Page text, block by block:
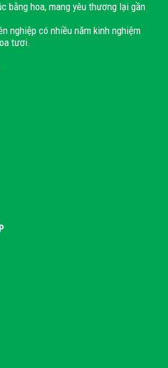
bằng hoa, mang yêu thương lại gần
nghiệp có nhiều năm kinh nghiệm
tươi.